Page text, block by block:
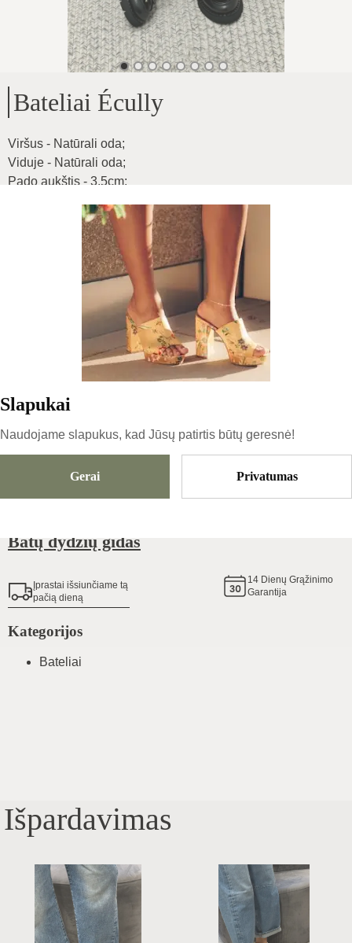
Slapukai
Naudojame slapukus, kad Jūsų patirtis būtų geresnė!
Gerai Privatumas
Bateliai Écully
Viršus - Natūrali oda;
Viduje - Natūrali oda;
Pado aukštis - 3,5cm;
1BnlqqIyKCHUPi0Zg61g
€
Pridėti Į Krepšelį
Batų dydžių gidas
Įprastai išsiunčiame tą
pačią dieną
14 Dienų Grąžinimo
Garantija
Kategorijos
Bateliai
Išpardavimas